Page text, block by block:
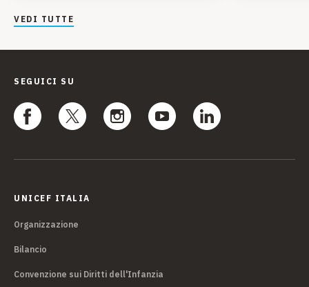
VEDI TUTTE
SEGUICI SU
UNICEF ITALIA
Organizzazione
Bilancio
Convenzione sui Diritti dell'Infanzia